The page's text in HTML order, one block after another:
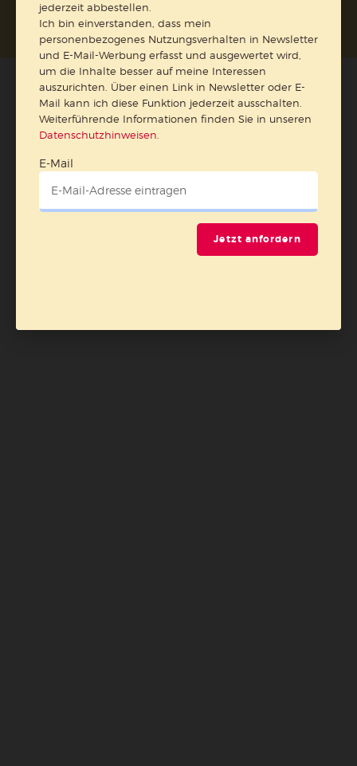
jederzeit abbestellen.
Ich bin einverstanden, dass mein
personenbezogenes Nutzungsverhalten in Newsletter
und E-Mail-Werbung erfasst und ausgewertet wird,
um die Inhalte besser auf meine Interessen
auszurichten. Über einen Link in Newsletter oder E-
Mail kann ich diese Funktion jederzeit ausschalten.
Weiterführende Informationen finden Sie in unseren
Datenschutzhinweisen
E-Mail
Jetzt anfordern